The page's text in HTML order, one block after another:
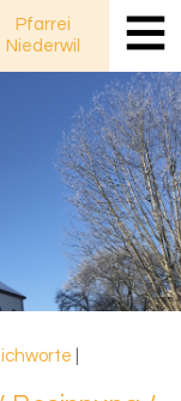
Pfarrei
Niederwil